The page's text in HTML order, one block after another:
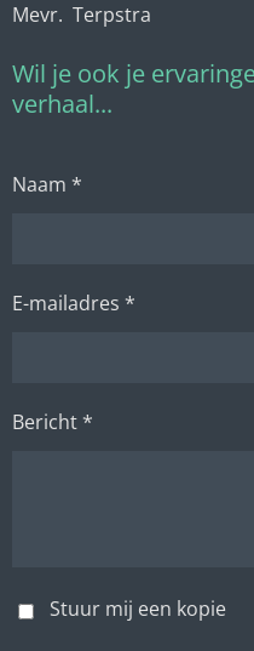
Mevr. Terpstra
Wil je ook je
verhaal...
Naam *
E-mailadres *
Bericht *
Stuur mij een kopie